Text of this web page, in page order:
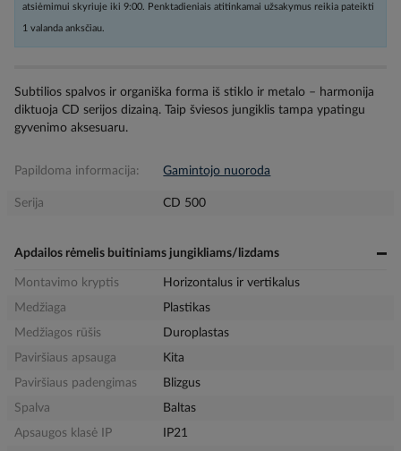
atsiėmimui skyriuje iki 9:00. Penktadieniais atitinkamai užsakymus reikia pateikti
1 valanda anksčiau.
Subtilios spalvos ir organiška forma iš stiklo ir metalo – harmonija
diktuoja CD serijos dizainą. Taip šviesos jungiklis tampa ypatingu
gyvenimo aksesuaru.
Papildoma informacija: Gamintojo nuoroda
Serija CD 500
Apdailos rėmelis buitiniams jungikliams/lizdams
Montavimo kryptis
Horizontalus ir vertikalus
Medžiaga
Plastikas
Medžiagos rūšis
Duroplastas
Paviršiaus apsauga
Kita
Paviršiaus padengimas
Blizgus
Spalva
Baltas
Apsaugos klasė IP
IP21